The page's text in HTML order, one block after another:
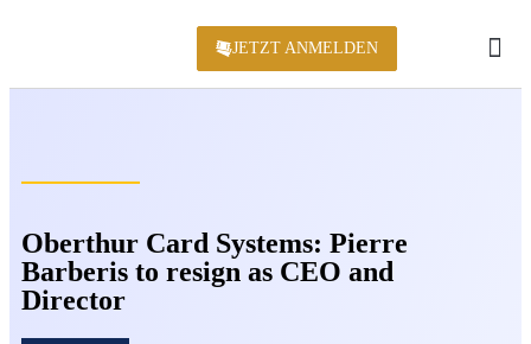
JETZT ANMELDEN
Oberthur Card Systems: Pierre
Barberis to resign as CEO and
Director